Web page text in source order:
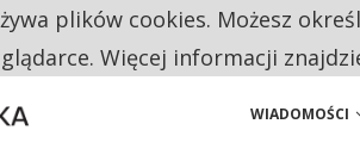
Z EMERYTURY SENIORZY
WIADOMOŚCI
plików cookies. Możesz
Więcej informacji